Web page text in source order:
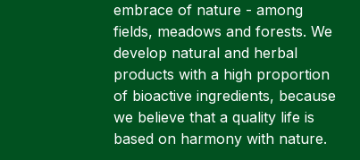
embrace of nature - among
fields, meadows and forests. We
develop natural and herbal
products with a high proportion
of bioactive ingredients, because
we believe that a quality life is
based on harmony with nature.